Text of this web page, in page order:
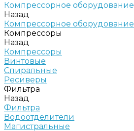
Компрессорное оборудование
Назад
Компрессорное оборудование
Компрессоры
Назад
Компрессоры
Винтовые
Спиральные
Ресиверы
Фильтра
Назад
Фильтра
Водоотделители
Магистральные